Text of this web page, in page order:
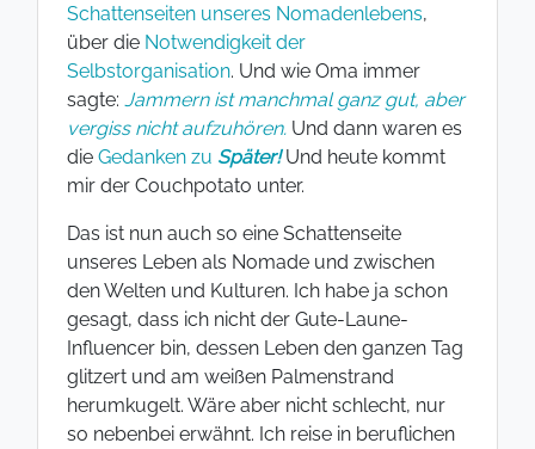
Schattenseiten unseres Nomadenlebens,
über die Notwendigkeit der
Selbstorganisation. Und wie Oma immer
sagte: Jammern ist manchmal ganz gut, aber
vergiss nicht aufzuhören. Und dann waren es
die Gedanken zu Später!Und heute kommt
mir der Couchpotato unter.
Das ist nun auch so eine Schattenseite
unseres Leben als Nomade und zwischen
den Welten und Kulturen. Ich habe ja schon
gesagt, dass ich nicht der Gute-Laune-
Influencer bin, dessen Leben den ganzen Tag
glitzert und am weißen Palmenstrand
herumkugelt. Wäre aber nicht schlecht, nur
so nebenbei erwähnt. Ich reise in beruflichen